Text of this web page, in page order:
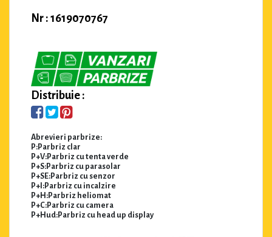
Nr : 1619070767
Distribuie :
Abrevieri parbrize:
P:Parbriz clar
P+V:Parbriz cu tenta verde
P+S:Parbriz cu parasolar
P+SE:Parbriz cu senzor
P+I:Parbriz cu incalzire
P+H:Parbriz heliomat
P+C:Parbriz cu camera
P+Hud:Parbriz cu head up display